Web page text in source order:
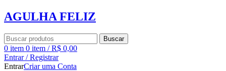
AGULHA FELIZ
Buscar
0 item 0 item / R$ 0,00
Entrar / Registrar
EntrarCriar uma Conta